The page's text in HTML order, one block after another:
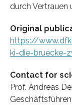
durch
Original
https://
ki-die-bruecke-
Contact for
Prof. Andreas